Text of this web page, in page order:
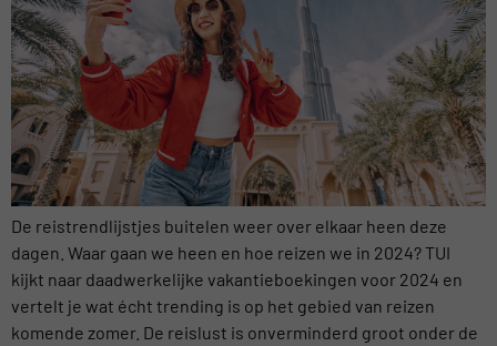
De reistrendlijstjes buitelen weer over elkaar heen deze
dagen. Waar gaan we heen en hoe reizen we in 2024? TUI
kijkt naar daadwerkelijke vakantieboekingen voor 2024 en
vertelt je wat écht trending is op het gebied van reizen
komende zomer. De reislust is onverminderd groot onder de